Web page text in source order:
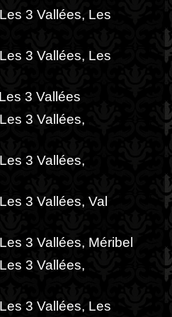
3 Vallées, Les
3 Vallées, Les
3 Vallées
3 Vallées,
3 Vallées,
3 Vallées, Val
3 Vallées, Méribel
3 Vallées,
3 Vallées, Les